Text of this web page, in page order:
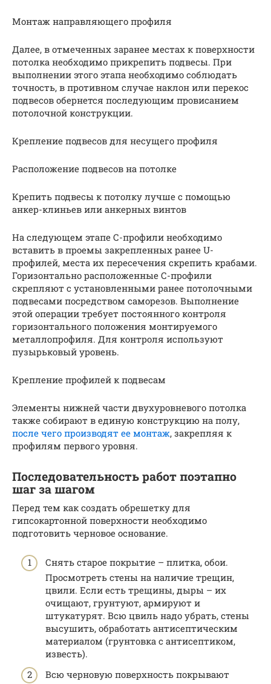
Монтаж направляющего профиля
Далее, в отмеченных заранее местах к поверхности
потолка необходимо прикрепить подвесы. При
выполнении этого этапа необходимо соблюдать
точность, в противном случае наклон или перекос
подвесов обернется последующим провисанием
потолочной конструкции.
Крепление подвесов для несущего профиля
Расположение подвесов на потолке
Крепить подвесы к потолку лучше с помощью
анкер-клиньев или анкерных винтов
На следующем этапе С-профили необходимо
вставить в проемы закрепленных ранее U-
профилей, места их пересечения скрепить крабами.
Горизонтально расположенные С-профили
скрепляют с установленными ранее потолочными
подвесами посредством саморезов. Выполнение
этой операции требует постоянного контроля
горизонтального положения монтируемого
металлопрофиля. Для контроля используют
пузырьковый уровень.
Крепление профилей к подвесам
Элементы нижней части двухуровневого потолка
также собирают в единую конструкцию на полу,
после чего производят ее монтаж, закрепляя к
профилям первого уровня.
Последовательность работ поэтапно
шаг за шагом
Перед тем как создать обрешетку для
гипсокартонной поверхности необходимо
подготовить черновое основание.
Снять старое покрытие – плитка, обои.
Просмотреть стены на наличие трещин,
цвили. Если есть трещины, дыры – их
очищают, грунтуют, армируют и
штукатурят. Всю цвиль надо убрать, стены
высушить, обработать антисептическим
материалом (грунтовка с антисептиком,
известь).
Всю черновую поверхность покрывают